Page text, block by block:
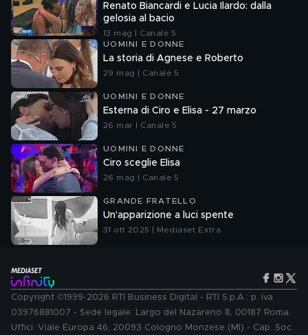
Renato Biancardi e Lucia Ilardo: dalla
gelosia al bacio
13 mag | Canale 5
UOMINI E DONNE
La storia di Agnese e Roberto
29 mag | Canale 5
UOMINI E DONNE
Esterna di Ciro e Elisa - 27 marzo
26 mar | Canale 5
UOMINI E DONNE
Ciro sceglie Elisa
26 mag | Canale 5
GRANDE FRATELLO
Un'apparizione a luci spente
31 ott 2025 | Mediaset Extra
Copyright ©1999-2026 RTI Business Digital - RTI S.p.A.: p. iva
03976881007 - Sede legale: Largo del Nazareno 8, 00187 Roma.
Uffici: Viale Europa 46, 20093 Cologno Monzese (MI) - Cap. Soc.